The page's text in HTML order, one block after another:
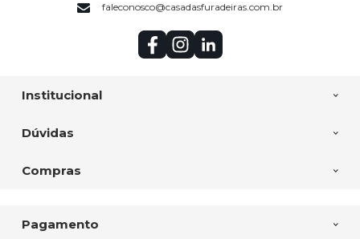
Institucional
Dúvidas
Compras
faleconosco@casadasfuradeiras.com.br
Pagamento